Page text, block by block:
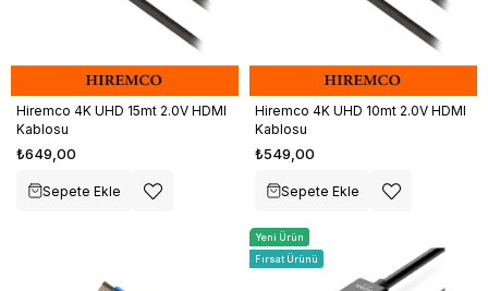
Hiremco 4K UHD 15mt 2.0V HDMI
Kablosu
₺649,00
Sepete Ekle
Hiremco 4K UHD 10mt 2.0V HDMI
Kablosu
₺549,00
Sepete Ekle
Yeni Ürün
Fırsat Ürünü